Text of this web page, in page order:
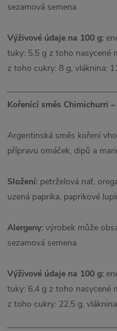
sezamová semena
Výživové údaje na 100 g:
tuky: 5,5 g z toho nasycené
z toho cukry: 8 g, vláknina:
Kořenící směs Chimichurri
Argentinská směs koření
přípravu omáček, dipů a
Složení: petrželová nať,
uzená paprika, paprikové
Alergeny: výrobek může
sezamová semena
Výživové údaje na 100 g:
tuky: 6,4 g z toho nasycené
z toho cukry: 22,5 g,